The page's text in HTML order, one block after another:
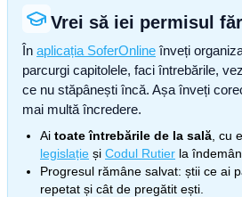
Vrei să iei permisul
În aplicația SoferOnline înveți
parcurgi capitolele, faci întrebările,
ce nu stăpânești încă. Așa înveți
mai multă încredere.
Ai toate întrebările de la sală , cu
legislație și Codul Rutier la
Progresul rămâne salvat: știi ce ai
repetat și cât de pregătit ești.